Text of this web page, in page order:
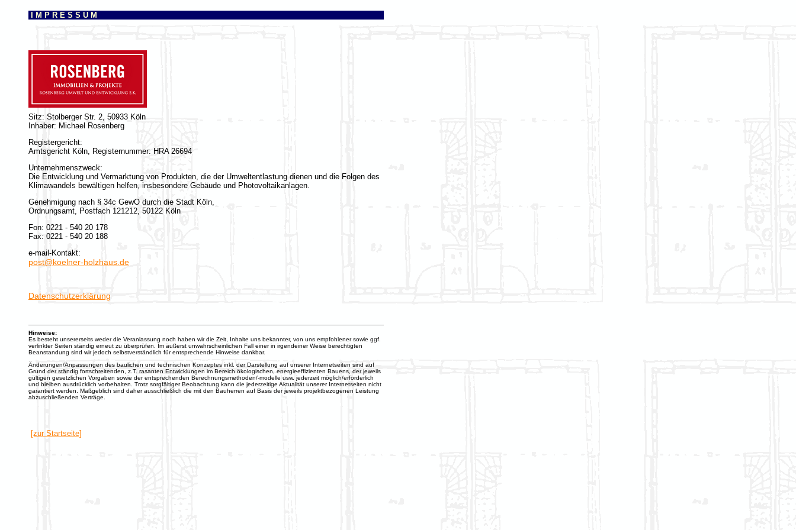
I M P R E S S U M
Sitz: Stolberger Str. 2, 50933 Köln
Inhaber: Michael Rosenberg
Registergericht:
Amtsgericht Köln, Registernummer: HRA 26694
Unternehmenszweck:
Die Entwicklung und Vermarktung von Produkten, die der Umweltentlastung dienen und die Folgen des
Klimawandels bewältigen helfen, insbesondere Gebäude und Photovoltaikanlagen.
Genehmigung nach § 34c GewO durch die Stadt Köln,
Ordnungsamt, Postfach 121212, 50122 Köln
Fon: 0221 - 540 20 178
Fax: 0221 - 540 20 188
e-mail-Kontakt:
post@koelner-holzhaus.de
Datenschutzerklärung
Hinweise:
Es besteht unsererseits weder die Veranlassung noch haben wir die Zeit, Inhalte uns bekannter, von uns empfohlener sowie ggf.
verlinkter Seiten ständig erneut zu überprüfen. Im äußerst unwahrscheinlichen Fall einer in irgendeiner Weise berechtigten
Beanstandung sind wir jedoch selbstverständlich für entsprechende Hinweise dankbar.
Änderungen/Anpassungen des baulichen und technischen Konzeptes inkl. der Darstellung auf unserer Internetseiten sind auf
Grund der ständig fortschreitenden, z.T. rasanten Entwicklungen im Bereich ökologischen, energieeffizienten Bauens, der jeweils
gültigen gesetzlichen Vorgaben sowie der entsprechenden Berechnungsmethoden/-modelle usw. jederzeit möglich/erforderlich
und bleiben ausdrücklich vorbehalten. Trotz sorgfältiger Beobachtung kann die jederzeitige Aktualität unserer Internetseiten nicht
garantiert werden. Maßgeblich sind daher ausschließlich die mit den Bauherren auf Basis der jeweils projektbezogenen Leistung
abzuschließenden Verträge.
[zur Startseite]